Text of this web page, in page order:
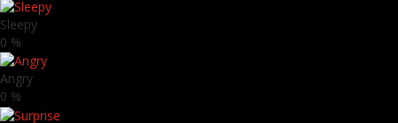
Sleepy
0 %
Angry
0 %